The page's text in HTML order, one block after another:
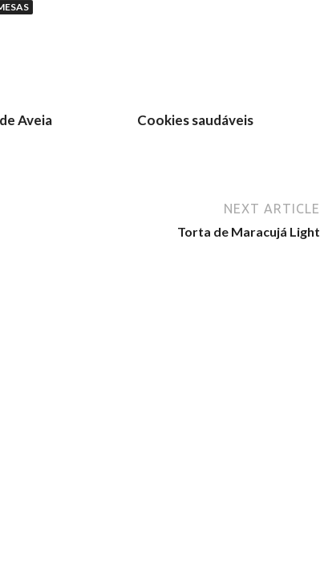
Aveia Cookies saudáveis
NEXT ARTICLE
Torta de Maracujá Light